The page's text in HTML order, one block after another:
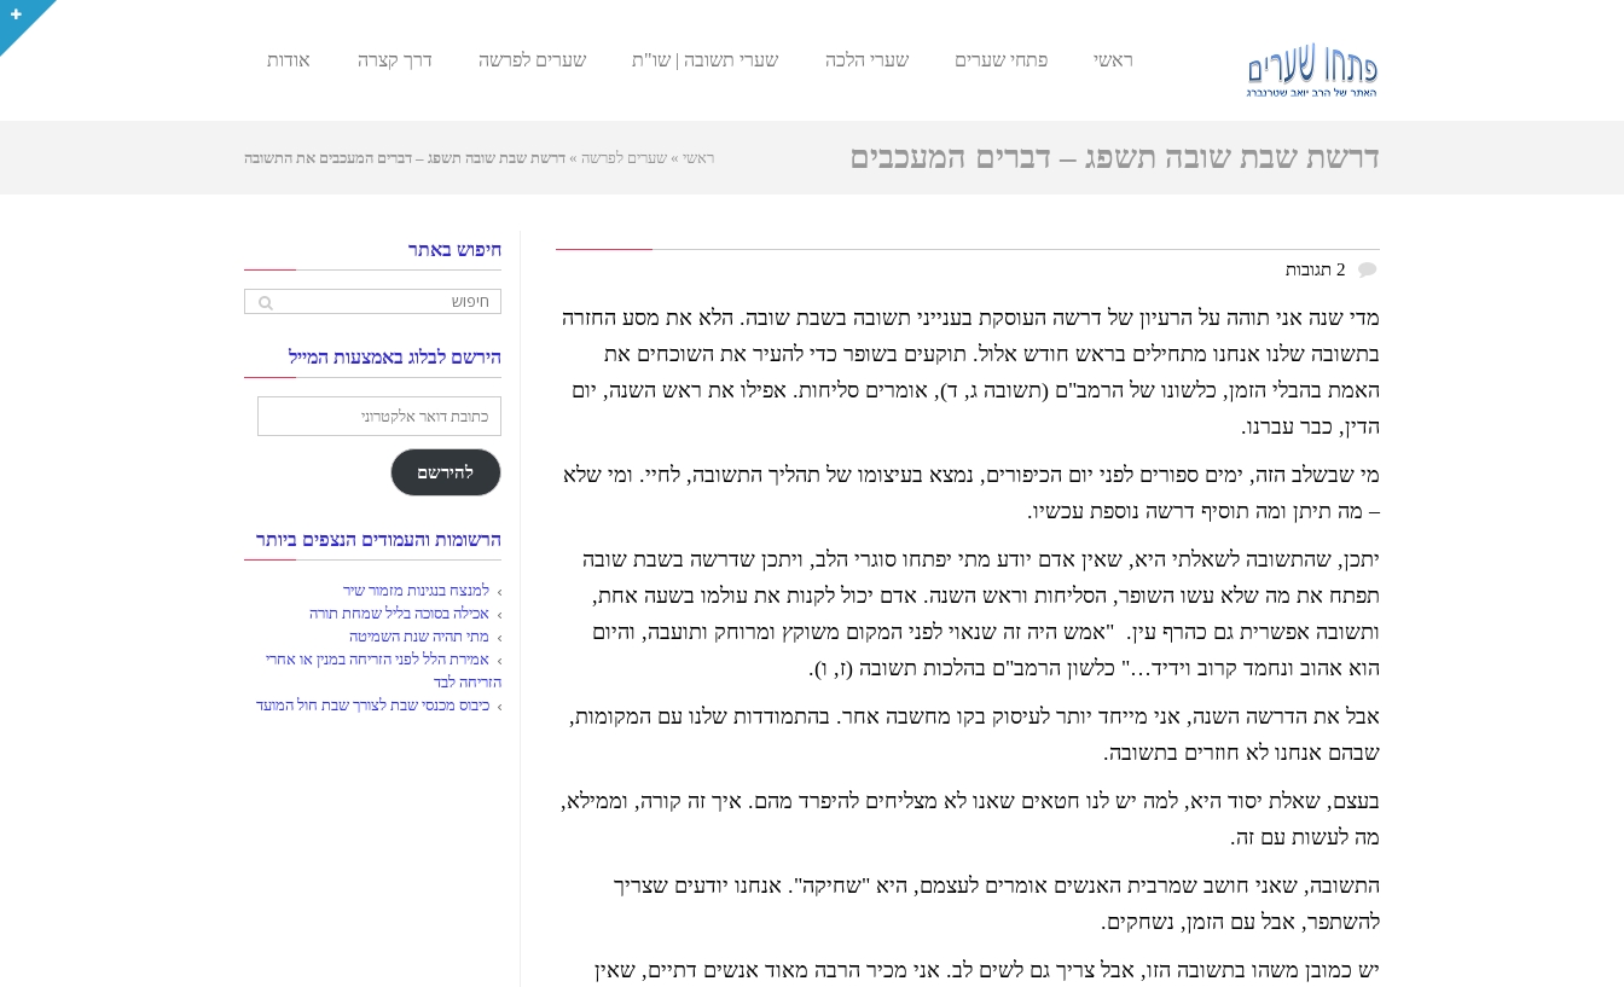
ראשי פתחי שערים שערי הלכה שערי תשובה | שו"ת שערים לפרשה דרך קצרה אודות
דרשת שבת שובה תשפג – דברים המעכבים ראשי » שערים לפרשה » דרשת שבת שובה תשפג – דברים המעכבים את התשובה
2 תגובות
מדי שנה אני תוהה על הרעיון של דרשה העוסקת בענייני תשובה בשבת שובה. הלא את מסע החזרה
בתשובה שלנו אנחנו מתחילים בראש חודש אלול. תוקעים בשופר כדי להעיר את השוכחים את
האמת בהבלי הזמן, כלשונו של הרמב"ם (תשובה ג, ד), אומרים סליחות. אפילו את ראש השנה, יום
הדין, כבר עברנו.
מי שבשלב הזה, ימים ספורים לפני יום הכיפורים, נמצא בעיצומו של תהליך התשובה, לחיי. ומי שלא
– מה תיתן ומה תוסיף דרשה נוספת עכשיו.
יתכן, שהתשובה לשאלתי היא, שאין אדם יודע מתי יפתחו סוגרי הלב, ויתכן שדרשה בשבת שובה
תפתח את מה שלא עשו השופר, הסליחות וראש השנה. אדם יכול לקנות את עולמו בשעה אחת,
ותשובה אפשרית גם כהרף עין. "אמש היה זה שנאוי לפני המקום משוקץ ומרוחק ותועבה, והיום
הוא אהוב ונחמד קרוב וידיד…" כלשון הרמב"ם בהלכות תשובה (ז, ו).
אבל את הדרשה השנה, אני מייחד יותר לעיסוק בקו מחשבה אחר. בהתמודדות שלנו עם המקומות,
שבהם אנחנו לא חוזרים בתשובה.
בעצם, שאלת יסוד היא, למה יש לנו חטאים שאנו לא מצליחים להיפרד מהם. איך זה קורה, וממילא,
מה לעשות עם זה.
התשובה, שאני חושב שמרבית האנשים אומרים לעצמם, היא "שחיקה". אנחנו יודעים שצריך
להשתפר, אבל עם הזמן, נשחקים.
יש כמובן משהו בתשובה הזו, אבל צריך גם לשים לב. אני מכיר הרבה מאוד אנשים דתיים, שאין
חיפוש באתר
הירשם לבלוג באמצעות המייל
אלקטרוני
להירשם
הרשומות והעמודים הנצפים ביותר
למנצח בנגינות מזמור שיר
אכילה בסוכה בליל שמחת תורה
מתי תהיה שנת השמיטה
אמירת הלל לפני הזריחה במנין או אחרי
הזריחה לבד
כיבוס מכנסי שבת לצורך שבת חול המועד